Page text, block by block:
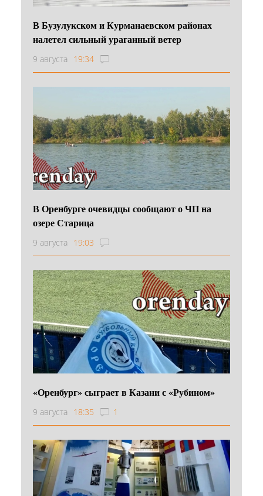
В Бузулукском и Курманаевском районах
налетел сильный ураганный ветер
9 августа 19:34
В Оренбурге очевидцы сообщают о ЧП на
озере Старица
9 августа 19:03
«Оренбург» сыграет в Казани с «Рубином»
9 августа 18:35 1